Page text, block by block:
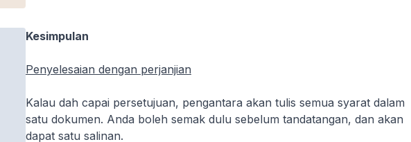
Kesimpulan
Penyelesaian dengan perjanjian
Kalau dah capai persetujuan, pengantara akan tulis semua syarat dalam
satu dokumen. Anda boleh semak dulu sebelum tandatangan, dan akan
dapat satu salinan.